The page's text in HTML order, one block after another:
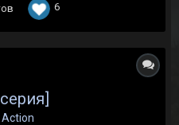
6
Action